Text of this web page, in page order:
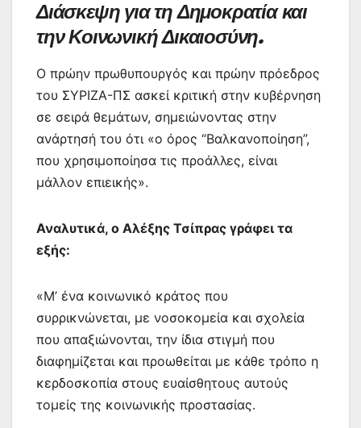
k
er
ίτ
ε
Διάσκεψη για τη Δημοκρατία και
την Κοινωνική Δικαιοσύνη.
Ο πρώην πρωθυπουργός και πρώην πρόεδρος
του ΣΥΡΙΖΑ-ΠΣ ασκεί κριτική στην κυβέρνηση
σε σειρά θεμάτων, σημειώνοντας στην
ανάρτησή του ότι «ο όρος “Βαλκανοποίηση”,
που χρησιμοποίησα τις προάλλες, είναι
μάλλον επιεικής».
Αναλυτικά, ο Αλέξης Τσίπρας γράφει τα
εξής:
«Μ’ ένα κοινωνικό κράτος που
συρρικνώνεται, με νοσοκομεία και σχολεία
που απαξιώνονται, την ίδια στιγμή που
διαφημίζεται και προωθείται με κάθε τρόπο η
κερδοσκοπία στους ευαίσθητους αυτούς
τομείς της κοινωνικής προστασίας.